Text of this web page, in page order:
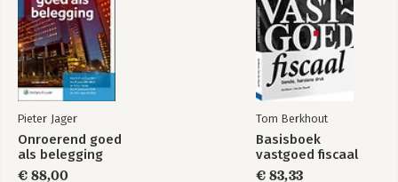
Bekijk alle boeken
Pieter Jager
Onroerend goed
als belegging
€ 88,00
Tom Berkhout
Basisboek
vastgoed fiscaal
€ 83,33